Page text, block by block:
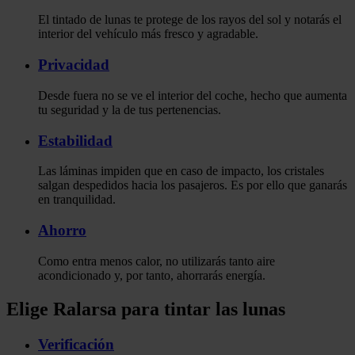
El tintado de lunas te protege de los rayos del sol y notarás el
interior del vehículo más fresco y agradable.
Privacidad
Desde fuera no se ve el interior del coche, hecho que aumenta
tu seguridad y la de tus pertenencias.
Estabilidad
Las láminas impiden que en caso de impacto, los cristales
salgan despedidos hacia los pasajeros. Es por ello que ganarás
en tranquilidad.
Ahorro
Como entra menos calor, no utilizarás tanto aire
acondicionado y, por tanto, ahorrarás energía.
Elige Ralarsa para tintar las lunas
Verificación